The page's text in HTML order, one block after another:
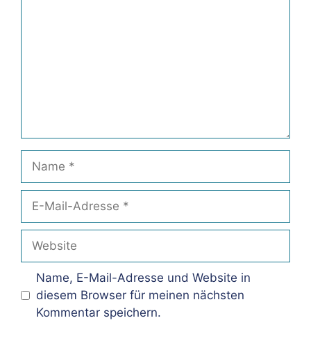
Mail-
Adresse
Name, E-Mail-Adresse und Website in
diesem Browser für meinen nächsten
Kommentar speichern.